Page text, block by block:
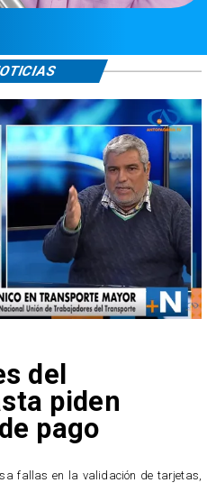
del
piden
pago
fallas en la validación de tarjetas,